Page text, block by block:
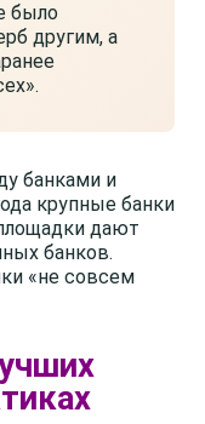
было
другим, а
банками и
крупные банки
дают
банков.
«не совсем